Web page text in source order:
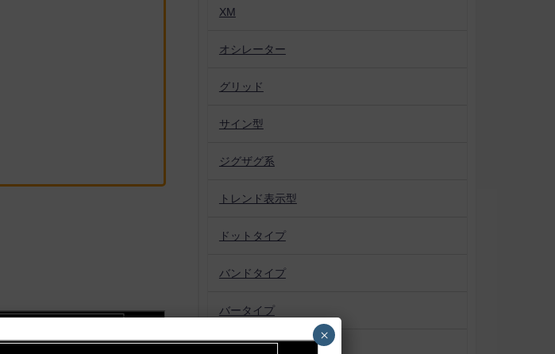
XM
オシレーター
グリッド
サイン型
ジグザグ系
トレンド表示型
ドットタイプ
バンドタイプ
バータイプ
パターン認識
×